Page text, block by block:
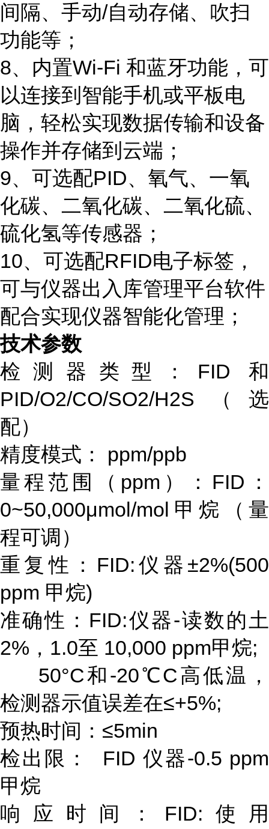
间隔、手动/自动存储、吹扫
功能等；
8、 内置Wi-Fi 和蓝牙功能，可
以连接到智能手机或平板电
脑，轻松实现数据传输和设备
操作并存储到云端 ；
9、可选配PID、氧气、一氧
化碳、二氧化碳、二氧化硫、
硫化氢等传感器；
10、 可选配RFID电子标签，
可与仪器出入库管理平台软件
配合实现仪器智能化管理；
技术参数
检测器类型：FID 和
PID/O2/CO/SO2/H2S（选
配）
精度模式： ppm/ppb
量程范围（ ppm）：FID：
0~50,000μmol/mol甲烷（量
程可调）
重复性：FID:仪器±2%(500
ppm 甲烷)
准确性：FID:仪器-读数的土
2%，1.0至 10,000 ppm甲烷;
50°C和-20℃C高低温，
检测器示值误差在≤+5%;
预热时间： ≤5min
检出限：
FID 仪器-0.5 ppm
甲烷
响应时间
： FID:使用